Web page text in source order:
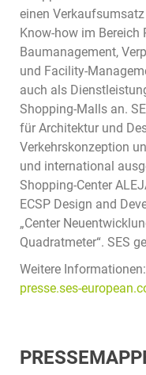
einen
Know-how im
Baumanagement,
und Facility-
auch als
Shopping-Malls an.
für Architektur und
Verkehrskonzeption
und international
Shopping-Center
ECSP Design and
„Center
Quadratmeter“. SES
Weitere Informationen:
presse.ses-